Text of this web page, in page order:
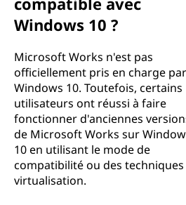
Windows 10 ?
Microsoft Works n'est pas
officiellement pris en charge par
Windows 10. Toutefois, certains
utilisateurs ont réussi à faire
fonctionner d'anciennes
de Microsoft Works sur
10 en utilisant le mode de
compatibilité ou des techniques
virtualisation.